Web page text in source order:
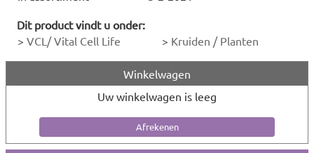
Dit product vindt u onder:
> VCL/ Vital Cell Life > Kruiden / Planten
Winkelwagen
Uw winkelwagen is leeg